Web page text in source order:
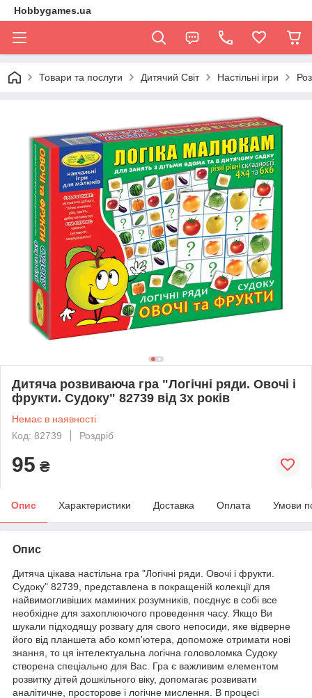
Hobbygames.ua
Товари та послуги Дитячий Світ Настільні ігри
Дитяча розвиваюча гра "Логічні ряди. Овочі і
фрукти. Судоку" 82739 від 3х років
Немає в наявності
Код: 82739
Роздріб
95 ₴
Опис Характеристики Доставка Оплата Умови
Опис
Дитяча цікава настільна гра "Логічні ряди. Овочі і фрукти.
Судоку" 82739, представлена в покращеній колекції для
найвимогливіших маминих розумників, поєднує в собі все
необхідне для захоплюючого проведення часу. Якщо Ви
шукали підходящу розвагу для свого непосиди, яке відверне
його від планшета або комп'ютера, допоможе отримати нові
знання, то ця інтелектуальна логічна головоломка Судоку
створена спеціально для Вас. Гра є важливим елементом
розвитку дітей дошкільного віку, допомагає розвивати
аналітичне, просторове і логічне мислення. В процесі